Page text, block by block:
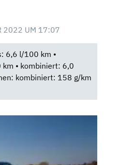
2022 UM 17:07
6,6 l/100 km •
• kombiniert: 6,0
kombiniert: 158 g/km